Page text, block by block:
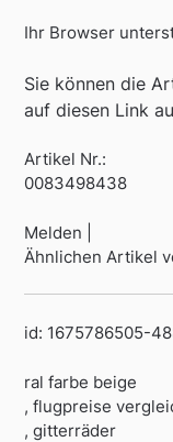
Ihr Browser
Sie können die
auf diesen Link
Artikel Nr.:
0083498438
Melden |
Ähnlichen Artikel
id: 1675786505-
ral farbe beige
, flugpreise
, gitterräder